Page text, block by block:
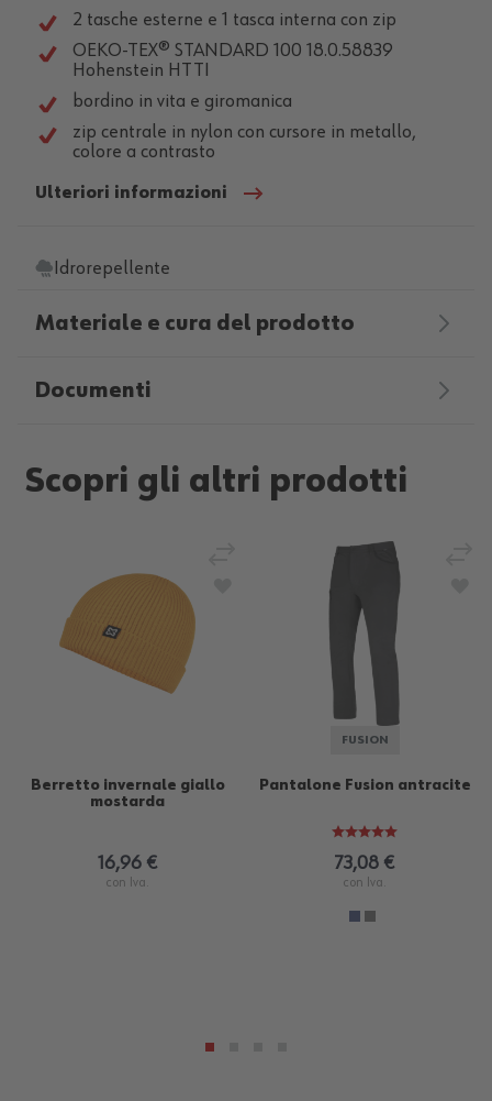
2 tasche esterne e 1 tasca interna con zip
OEKO-TEX® STANDARD 100 18.0.58839
Hohenstein HTTI
bordino in vita e giromanica
zip centrale in nylon con cursore in metallo,
colore a contrasto
Ulteriori informazioni
Idrorepellente
Materiale e cura del prodotto
Documenti
Scopri gli altri prodotti
Berretto invernale giallo
mostarda
16,96 €
con Iva.
Aggiungi al confronto
Aggiungi alla lista desideri
FUSION
Pantalone Fusion antracite
73,08 €
con Iva.